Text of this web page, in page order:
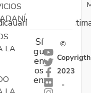
LA
Sí
gu
en
os
en:
©
Copyrigth
2023
-